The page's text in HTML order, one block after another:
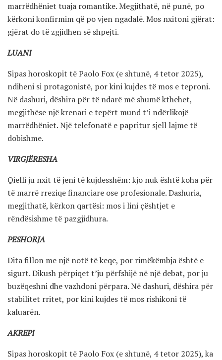
marrëdhëniet tuaja romantike. Megjithatë, në punë, po
kërkoni konfirmim që po vjen ngadalë. Mos nxitoni gjërat:
gjërat do të zgjidhen së shpejti.
LUANI
Sipas horoskopit të Paolo Fox (e shtunë, 4 tetor 2025),
ndiheni si protagonistë, por kini kujdes të mos e teproni.
Në dashuri, dëshira për të ndarë më shumë kthehet,
megjithëse një krenari e tepërt mund t’i ndërlikojë
marrëdhëniet. Një telefonatë e papritur sjell lajme të
dobishme.
VIRGJËRESHA
Qielli ju nxit të jeni të kujdesshëm: kjo nuk është koha për
të marrë rreziqe financiare ose profesionale. Dashuria,
megjithatë, kërkon qartësi: mos i lini çështjet e
rëndësishme të pazgjidhura.
PESHORJA
Dita fillon me një notë të keqe, por rimëkëmbja është e
sigurt. Dikush përpiqet t’ju përfshijë në një debat, por ju
buzëqeshni dhe vazhdoni përpara. Në dashuri, dëshira për
stabilitet rritet, por kini kujdes të mos rishikoni të
kaluarën.
AKREPI
Sipas horoskopit të Paolo Fox (e shtunë, 4 tetor 2025), ka